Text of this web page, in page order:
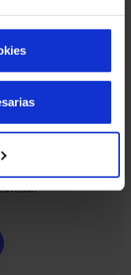
dubbi sui nostri